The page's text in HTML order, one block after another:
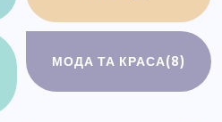
МОДА ТА КРАСА(8)